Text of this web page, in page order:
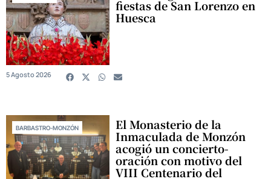
fiestas de San Lorenzo en
Huesca
5 Agosto 2026
BARBASTRO-MONZÓN El Monasterio de la
Inmaculada de Monzón
acogió un concierto-
oración con motivo del
VIII Centenario del